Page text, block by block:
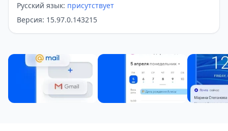
Русский язык: присутствует
Версия: 15.97.0.143215